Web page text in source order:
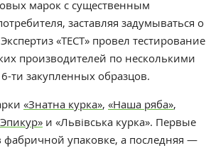
марок с существенным
заставляя задумываться о
«ТЕСТ» провел тестирование
производителей по несколькими
ти закупленных образцов.
«Знатна курка», «Наша ряба»,
и «Львівська курка». Первые
упаковке, а последняя —